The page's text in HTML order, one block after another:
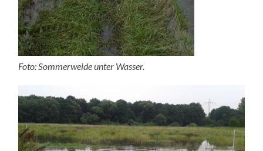
Foto: Sommerweide unter Wasser.